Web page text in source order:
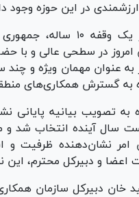
در این حوزه وجود
وی افزود: پس از
در سطحی عالی و با
عنوان مهمان ویژه و چند
به گسترش همکاری‌های
به تصویب بیانیه
سال آینده انتخاب شد و
نشان‌دهنده ظرفیت و
اعضا و دبیرکل محترم،
خان دبیرکل سازمان